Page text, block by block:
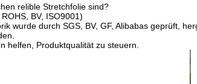
relible Stretchfolie sind?
BV, ISO9001)
wurde durch SGS, BV, GF, Alibabas geprüft,
helfen, Produktqualität zu steuern.